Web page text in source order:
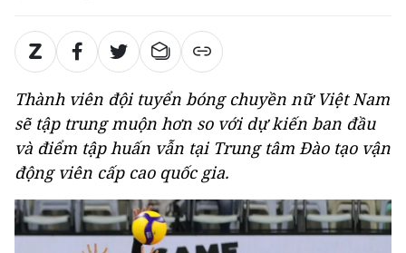
Thành viên đội tuyển bóng chuyền nữ Việt Nam
sẽ tập trung muộn hơn so với dự kiến ban đầu
và điểm tập huấn vẫn tại Trung tâm Đào tạo vận
động viên cấp cao quốc gia.